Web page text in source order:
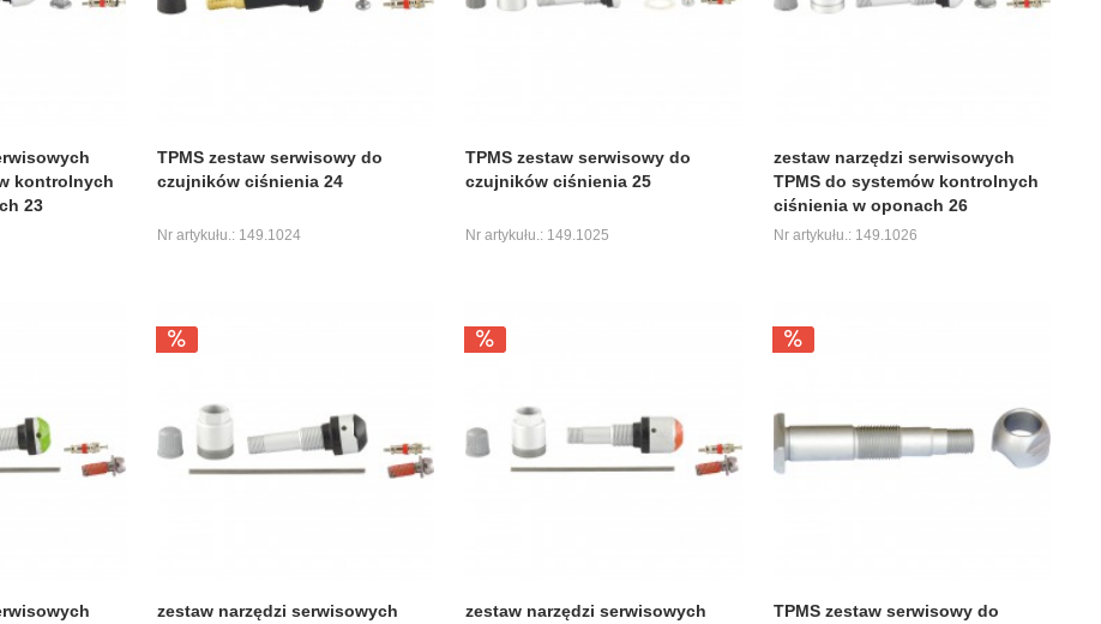
kontrolnych
23
TPMS zestaw serwisowy do
czujników ciśnienia 24
Nr artykułu.: 149.1024
TPMS zestaw serwisowy do
czujników ciśnienia 25
Nr artykułu.: 149.1025
zestaw narzędzi serwisowych
TPMS do systemów kontrolnych
ciśnienia w oponach 26
Nr artykułu.: 149.1026
zestaw narzędzi serwisowych
zestaw narzędzi serwisowych
TPMS zestaw serwisowy do